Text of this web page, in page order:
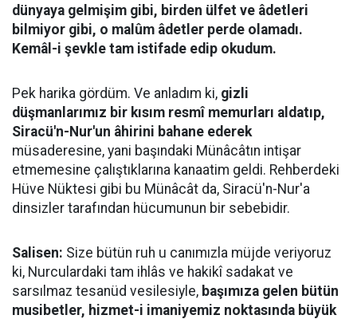
dünyaya gelmişim gibi, birden ülfet ve âdetleri
bilmiyor gibi, o malûm âdetler perde olamadı.
Kemâl-i şevkle tam istifade edip okudum.
Pek harika gördüm. Ve anladım ki, gizli
düşmanlarımız bir kısım resmî memurları aldatıp,
Siracü'n-Nur'un âhirini bahane ederek
müsaderesine, yani başındaki Münâcâtın intişar
etmemesine çalıştıklarına kanaatim geldi. Rehberdeki
Hüve Nüktesi gibi bu Münâcât da, Siracü'n-Nur'a
dinsizler tarafından hücumunun bir sebebidir.
Salisen: Size bütün ruh u canımızla müjde veriyoruz
ki, Nurculardaki tam ihlâs ve hakikî sadakat ve
sarsılmaz tesanüd vesilesiyle, başımıza gelen bütün
musibetler, hizmet-i imaniyemiz noktasında büyük